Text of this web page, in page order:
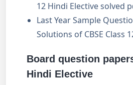
12 Hindi Elective solved
Last Year Sample
Solutions of CBSE Class
Board question
Hindi Elective